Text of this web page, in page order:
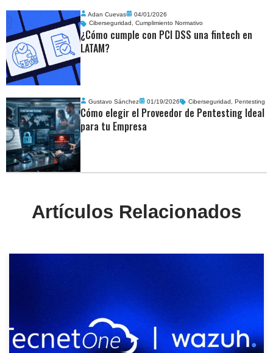
Adan Cuevas
04/01/2026
Ciberseguridad ,Cumplimiento Normativo
¿Cómo cumple con PCI DSS una fintech en
LATAM?
Gustavo Sánchez 01/19/2026 Ciberseguridad ,Pentesting
Cómo elegir el Proveedor de Pentesting Ideal
para tu Empresa
Artículos Relacionados